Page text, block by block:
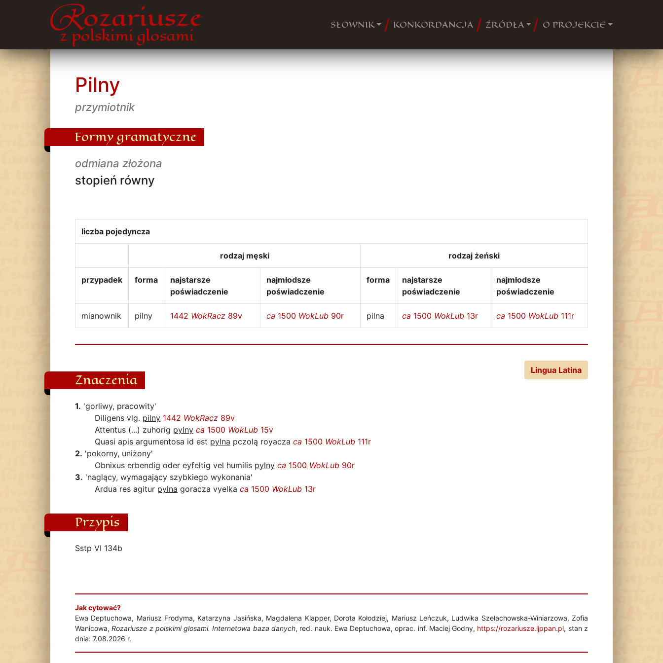
SŁOWNIK KONKORDANCJA ŹRÓDŁA O PROJEKCIE
Pilny
przymiotnik
Formy gramatyczne
odmiana złożona
stopień równy
liczba pojedyncza
rodzaj męski rodzaj żeński
przypadek forma
najstarsze
poświadczenie
najmłodsze
poświadczenie
forma
najstarsze
poświadczenie
najmłodsze
poświadczenie
mianownik pilny 1442 WokRacz 89v ca 1500 WokLub 90r pilna ca 1500 WokLub 13r ca 1500 WokLub 111r
Znaczenia
Lingua Latina
1. 'gorliwy, pracowity'
Diligens vlg. pilny 1442 WokRacz 89v
Attentus (...) zuhorig pylny ca 1500 WokLub 15v
Quasi apis argumentosa id est pylna pczolą royacza ca 1500 WokLub 111r
2. 'pokorny, uniżony'
Obnixus erbendig oder eyfeltig vel humilis pylny ca 1500 WokLub 90r
3. 'naglący, wymagający szybkiego wykonania'
Ardua res agitur pylna goracza vyelka ca 1500 WokLub 13r
Przypis
Sstp VI 134b
Jak cytować?
Ewa Deptuchowa, Mariusz Frodyma, Katarzyna Jasińska, Magdalena Klapper, Dorota Kołodziej, Mariusz Leńczuk, Ludwika Szelachowska-Winiarzowa, Zofia
Wanicowa,Rozariusze z polskimi glosami. Internetowa baza danych, red. nauk. Ewa Deptuchowa, oprac. inf. Maciej Godny, https://rozariusze.ijppan.pl, stan z
dnia: 7.08.2026 r.